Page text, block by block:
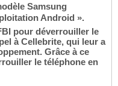
Samsung
Android ».
pour déverrouiller le
à Cellebrite, qui leur a
Grâce à ce
le téléphone en